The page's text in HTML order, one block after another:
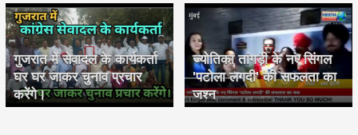
गुजरात में सेवादल के कार्यकर्ता
घर घर जाकर चुनाव प्रचार
करेंगे।
ज्योतिका तांगड़ी के नए सिंगल
'पटोला लगदी' की सफलता का
जश्न